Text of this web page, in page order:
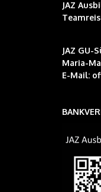
JAZ
JAZ GU-
Maria-
E-Mail: